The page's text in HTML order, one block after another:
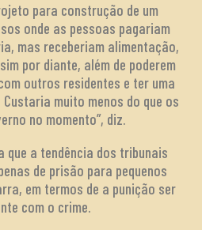
para construção de um
onde as pessoas pagariam
mas receberiam alimentação,
por diante, além de poderem
outros residentes e ter uma
muito menos do que os
no momento”, diz.
que a tendência dos tribunais
de prisão para pequenos
em termos de a punição ser
com o crime.